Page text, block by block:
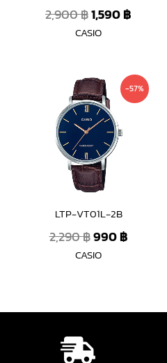
2,900฿1,590฿
CASIO
-57%
LTP-VT01L-2B
2,290฿
Original
price
was:
2,290 ฿.
990฿
Current
price
CASIO